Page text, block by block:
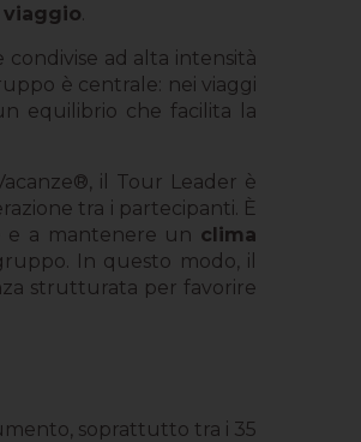
condivise ad alta intensità
è centrale: nei viaggi
equilibrio che facilita la
il Tour Leader è
tra i partecipanti. È
e a mantenere un clima
In questo modo, il
strutturata per favorire
soprattutto tra i 35